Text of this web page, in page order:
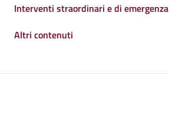
Interventi straordinari e di emergenza
Altri contenuti